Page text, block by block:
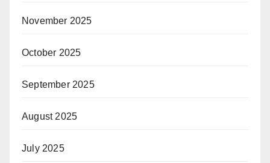
November 2025
October 2025
September 2025
August 2025
July 2025